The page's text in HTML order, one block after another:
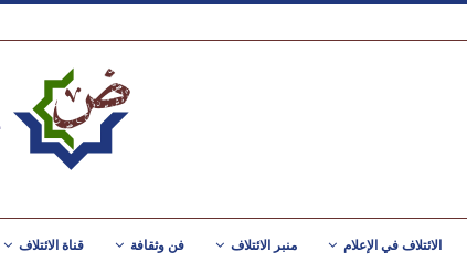
الائتلاف في الإعلام منبر الائتلاف فن وثقافة قناة الائتلاف